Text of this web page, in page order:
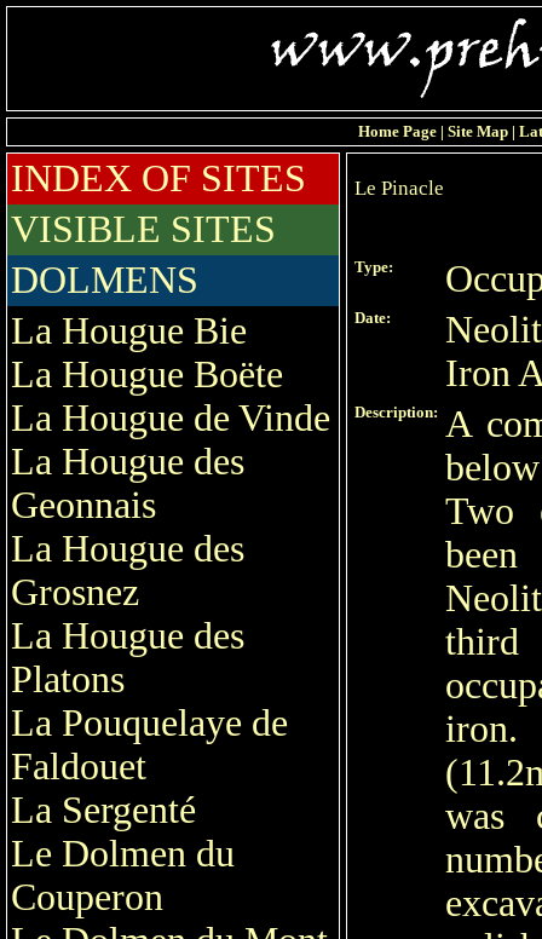
Home Page | Site Map |
INDEX OF SITES
VISIBLE SITES
DOLMENS
La Hougue Bie
La Hougue Boëte
La Hougue de Vinde
La Hougue des
Geonnais
La Hougue des
Grosnez
La Hougue des
Platons
La Pouquelaye de
Faldouet
La Sergenté
Le Dolmen du
Couperon
Le Pinacle
Type:
Date:
Iron
Description: A
Two
third
iron.
was